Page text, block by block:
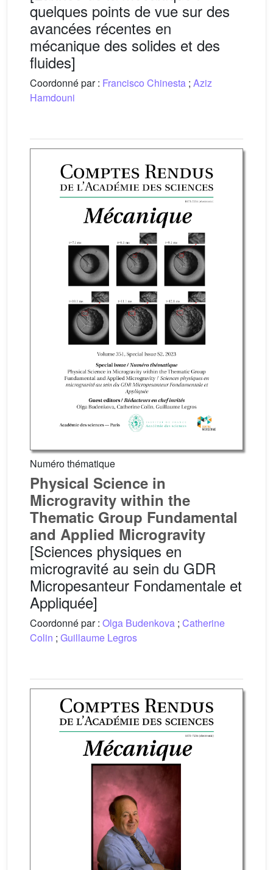
quelques points de vue sur des
avancées récentes en
mécanique des solides et des
fluides]
Coordonné par : Francisco Chinesta ; Aziz
Hamdouni
Numéro thématique
Physical Science in
Microgravity within the
Thematic Group Fundamental
and Applied Microgravity
[Sciences physiques en
microgravité au sein du GDR
Micropesanteur Fondamentale et
Appliquée]
Coordonné par : Olga Budenkova ; Catherine
Colin ; Guillaume Legros